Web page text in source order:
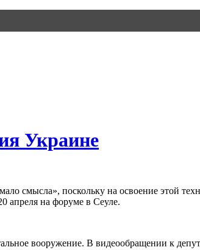
Украине
смысла», поскольку на освоение этой
апреля на форуме в Сеуле.
вооружение. В видеообращении к